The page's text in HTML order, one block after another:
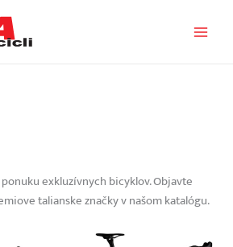
exkluzívnych bicyklov. Objavte
talianske značky v našom katalógu.